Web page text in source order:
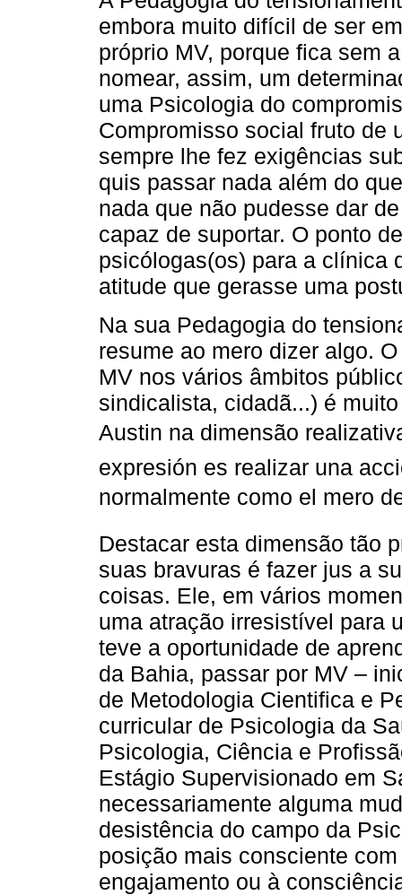
embora muito difícil de ser
próprio MV, porque fica sem
nomear, assim, um
uma Psicologia do
Compromisso social fruto de
sempre lhe fez exigências
quis passar nada além do
nada que não pudesse dar
capaz de suportar. O ponto
psicólogas(os) para a clínica
atitude que gerasse uma
Na sua Pedagogia do
resume ao mero dizer algo.
MV nos vários âmbitos
sindicalista, cidadã...) é
Austin na dimensão
expresión es realizar una
normalmente como el mero
Destacar esta dimensão tão
suas bravuras é fazer jus a
coisas. Ele, em vários
uma atração irresistível para
teve a oportunidade de
da Bahia, passar por MV –
de Metodologia Cientifica e
curricular de Psicologia da
Psicologia, Ciência e
Estágio Supervisionado em
necessariamente alguma
desistência do campo da
posição mais consciente
engajamento ou à